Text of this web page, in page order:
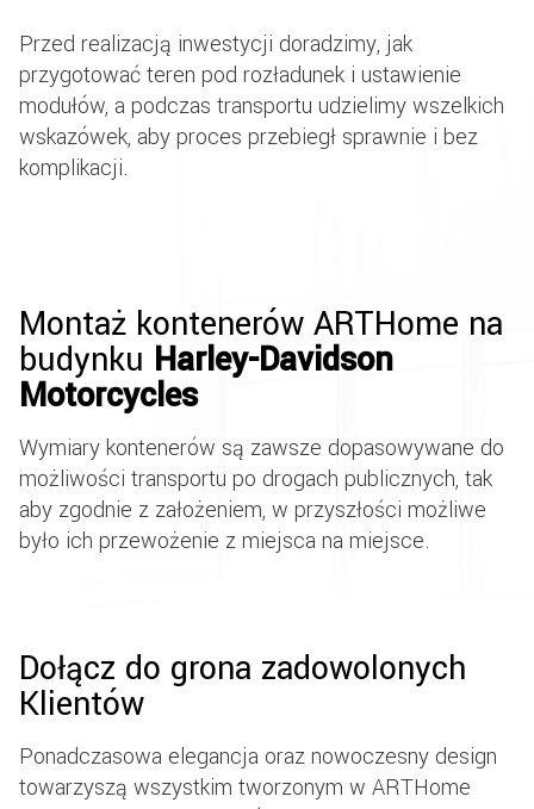
Przed realizacją inwestycji doradzimy, jak
przygotować teren pod rozładunek i ustawienie
modułów, a podczas transportu udzielimy wszelkich
wskazówek, aby proces przebiegł sprawnie i bez
komplikacji.
Montaż kontenerów ARTHome na
budynku Harley-Davidson
Motorcycles
Wymiary kontenerów są zawsze dopasowywane do
możliwości transportu po drogach publicznych, tak
aby zgodnie z założeniem, w przyszłości możliwe
było ich przewożenie z miejsca na miejsce.
Dołącz do grona zadowolonych
Klientów
Ponadczasowa elegancja oraz nowoczesny design
towarzyszą wszystkim tworzonym w ARTHome